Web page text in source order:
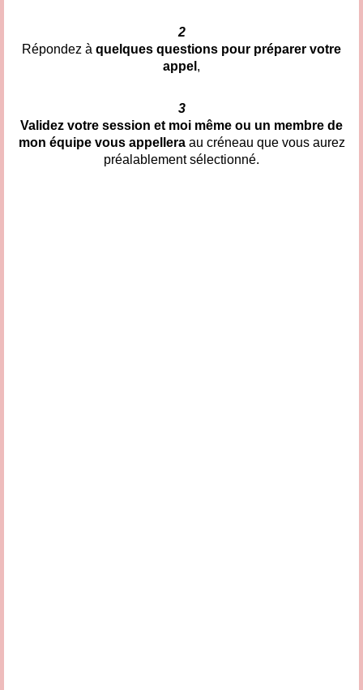
2
Répondez à quelques questions pour préparer votre
appel ,
3
Validez votre session et moi même ou un membre de
mon équipe vous appelleraau créneau que vous aurez
préalablement sélectionné.